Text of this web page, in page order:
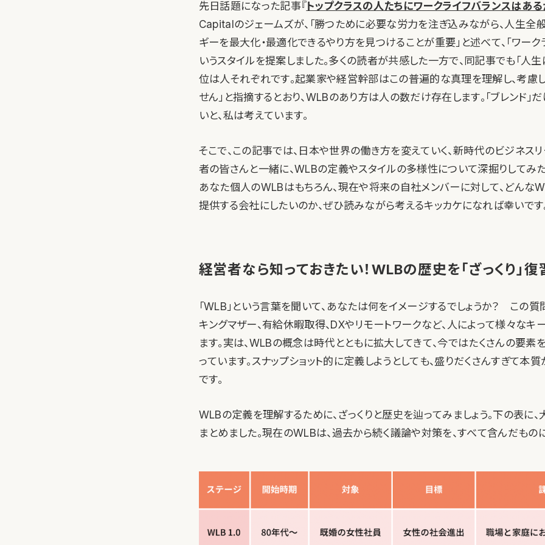
先日話題になった記事『トップクラスの人たちにワークライフバランスはある
Capitalのジェームズが、「勝つために必要な労力を注ぎ込みながら、人生全
ギーを最大化・最適化できるやり方を見つけることが重要」と述べて、「ワーク
いうスタイルを提案しました。多くの読者が共感した一方で、同記事でも「人
位は人それぞれです。起業家や経営幹部はこの普遍的な真理を理解し、考慮
せん」と指摘するとおり、WLBのあり方は人の数だけ存在します。「ブレンド」
いと、私は考えています。
そこで、この記事では、日本や世界の働き方を変えていく、新時代のビジネス
者の皆さんと一緒に、WLBの定義やスタイルの多様性について深掘りしてみ
あなた個人のWLBはもちろん、現在や将来の自社メンバーに対して、どんな
提供する会社にしたいのか、ぜひ読みながら考えるキッカケになれば幸いです
経営者なら知っておきたい！WLBの歴史を「ざっくり」復
「WLB」という言葉を聞いて、あなたは何をイメージするでしょうか？ この質
キングマザー、有給休暇取得、DXやリモートワークなど、人によって様々なキ
ます。実は、WLBの概念は時代とともに拡大してきて、今ではたくさんの要素
っています。スナップショット的に定義しようとしても、盛りだくさんすぎて本
です。
WLBの定義を理解するために、ざっくりと歴史を辿ってみましょう。下の表に
まとめました。現在のWLBは、過去から続く議論や対策を、すべて含んだもの